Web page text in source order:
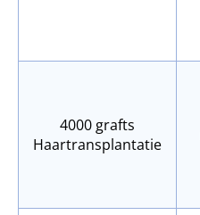
4000 grafts
Haartransplantatie